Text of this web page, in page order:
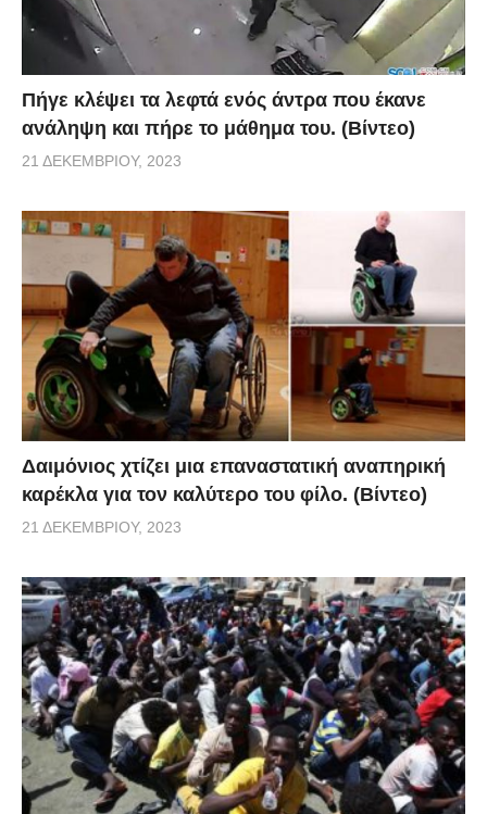
Πήγε κλέψει τα λεφτά ενός άντρα που έκανε
ανάληψη και πήρε το μάθημα του. (Βίντεο)
21 ΔΕΚΕΜΒΡΊΟΥ, 2023
Δαιμόνιος χτίζει μια επαναστατική αναπηρική
καρέκλα για τον καλύτερο του φίλο. (Βίντεο)
21 ΔΕΚΕΜΒΡΊΟΥ, 2023